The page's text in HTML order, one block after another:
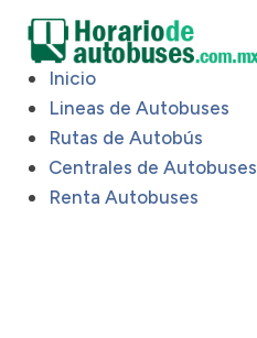
Inicio
Lineas de Autobuses
Rutas de Autobús
Centrales de Autobuses
Renta Autobuses